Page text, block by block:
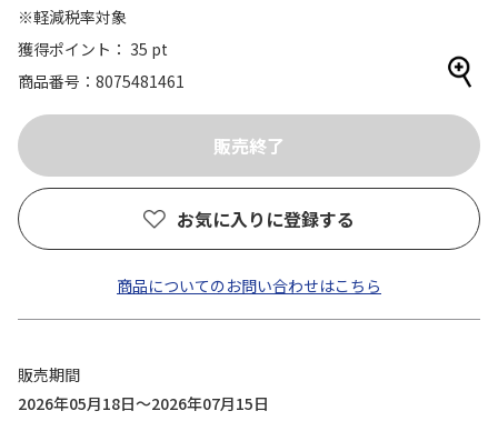
※軽減税率対象
獲得ポイント： 35 pt
商品番号
8075481461
お気に入りに登録する
商品についてのお問い合わせはこちら
販売期間
2026年05月18日～2026年07月15日